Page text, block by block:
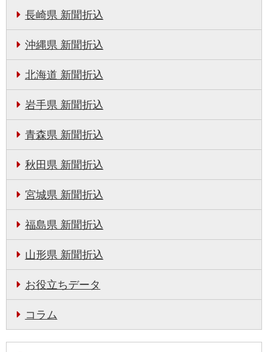
長崎県 新聞折込
沖縄県 新聞折込
北海道 新聞折込
岩手県 新聞折込
青森県 新聞折込
秋田県 新聞折込
宮城県 新聞折込
福島県 新聞折込
山形県 新聞折込
お役立ちデータ
コラム